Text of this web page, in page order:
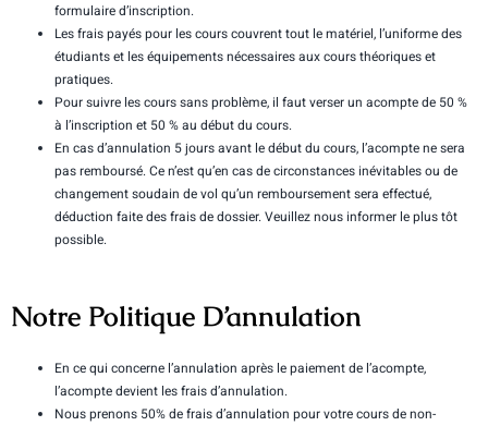
formulaire d’inscription.
Les frais payés pour les cours couvrent tout le matériel, l’uniforme des
étudiants et les équipements nécessaires aux cours théoriques et
pratiques.
Pour suivre les cours sans problème, il faut verser un acompte de 50 %
à l’inscription et 50 % au début du cours.
En cas d’annulation 5 jours avant le début du cours, l’acompte ne sera
pas remboursé. Ce n’est qu’en cas de circonstances inévitables ou de
changement soudain de vol qu’un remboursement sera effectué,
déduction faite des frais de dossier. Veuillez nous informer le plus tôt
possible.
Notre Politique D’annulation
En ce qui concerne l’annulation après le paiement de l’acompte,
l’acompte devient les frais d’annulation.
Nous prenons 50% de frais d’annulation pour votre cours de non-